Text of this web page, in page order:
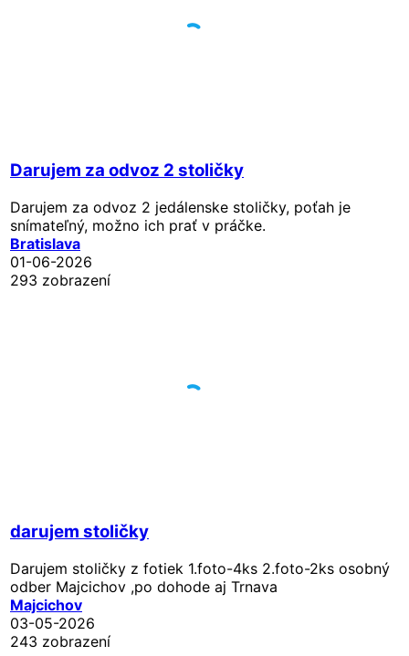
Darujem za odvoz 2 stoličky
Darujem za odvoz 2 jedálenske stoličky, poťah je
snímateľný, možno ich prať v práčke.
Bratislava
01-06-2026
293 zobrazení
darujem stoličky
Darujem stoličky z fotiek 1.foto-4ks 2.foto-2ks osobný
odber Majcichov ,po dohode aj Trnava
Majcichov
03-05-2026
243 zobrazení